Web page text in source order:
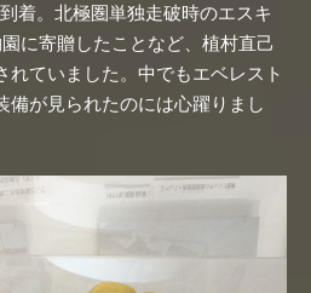
着。北極圏単独走破時のエスキ
に寄贈したことなど、植村直己
れていました。中でもエベレスト
備が見られたのには心躍りまし